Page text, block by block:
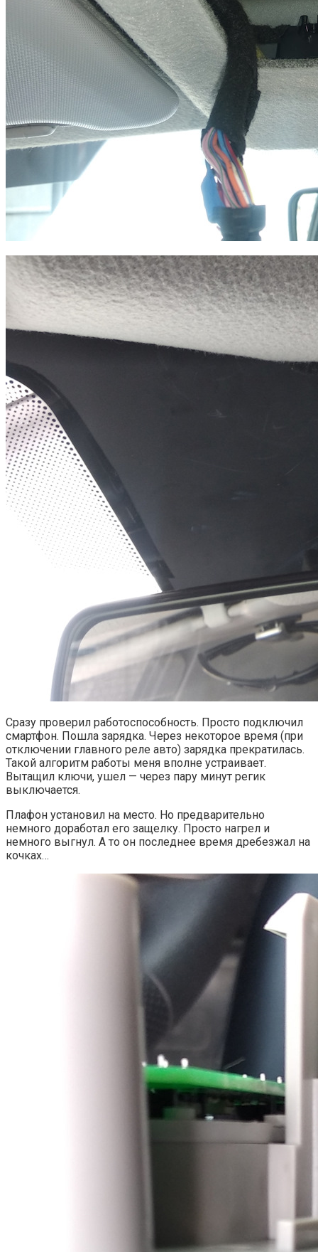
Сразу проверил работоспособность. Просто подключил
смартфон. Пошла зарядка. Через некоторое время (при
отключении главного реле авто) зарядка прекратилась.
Такой алгоритм работы меня вполне устраивает.
Вытащил ключи, ушел — через пару минут регик
выключается.
Плафон установил на место. Но предварительно
немного доработал его защелку. Просто нагрел и
немного выгнул. А то он последнее время дребезжал на
кочках…